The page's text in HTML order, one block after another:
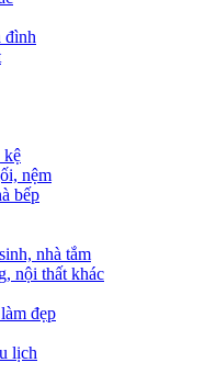
đình
kệ
nệm
bếp
nhà tắm
nội thất khác
đẹp
lịch